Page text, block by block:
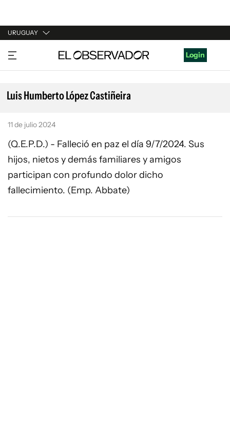
URUGUAY
URUGUAY
ARGENTINA
ESPAÑA
Login
Luis Humberto López Castiñeira
11 de julio 2024
(Q.E.P.D.) - Falleció en paz el día 9/7/2024. Sus
hijos, nietos y demás familiares y amigos
participan con profundo dolor dicho
fallecimiento. (Emp. Abbate)